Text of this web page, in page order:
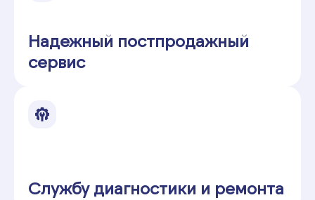
Надежный постпродажный
сервис
Службу диагностики и ремонта